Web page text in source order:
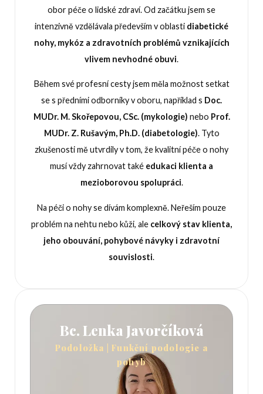
obor péče o lidské zdraví. Od začátku jsem se
intenzivně vzdělávala především v oblasti diabetické
nohy, mykóz a zdravotních problémů vznikajících
vlivem nevhodné obuvi.
Během své profesní cesty jsem měla možnost setkat
se s předními odborníky v oboru, například s Doc.
MUDr. M. Skořepovou, CSc. (mykologie) nebo Prof.
MUDr. Z. Rušavým, Ph.D. (diabetologie). Tyto
zkušenosti mě utvrdily v tom, že kvalitní péče o nohy
musí vždy zahrnovat také edukaci klienta a
mezioborovou spolupráci.
Na péči o nohy se dívám komplexně. Neřeším pouze
problém na nehtu nebo kůži, ale celkový stav klienta,
jeho obouvání, pohybové návyky i zdravotní
souvislosti.
Bc. Lenka Javorčíková
Podoložka | Funkční podologie a
pohyb